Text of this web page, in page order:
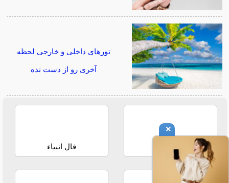
تورهای داخلی و خارجی لحظه
آخری رو از دست نده
فال انبیاء
×